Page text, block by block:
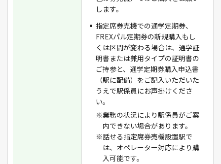
します。
指定席券売機での通学定期券、
FREXパル定期券の新規購入もし
くは区間が変わる場合は、通学証
明書または兼用タイプの証明書の
ご持参と、通学定期券購入申込書
（駅に配備）をご記入いただいた
うえで駅係員にお声掛けくださ
い。
※業務の状況により駅係員がご案
内できない場合があります。
※話せる指定席券売機設置駅で
は、オペレーター対応により購
入可能です。